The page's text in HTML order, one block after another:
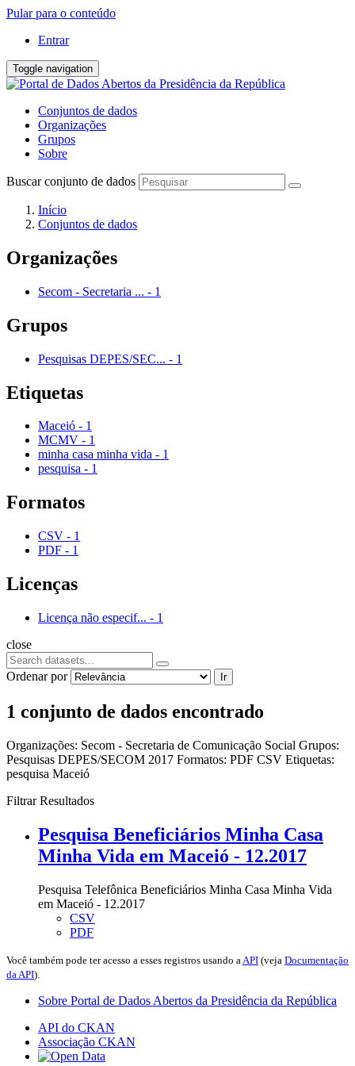
Pular para o conteúdo
Entrar
Toggle navigation
Conjuntos de dados
Organizações
Grupos
Sobre
Buscar conjunto de dados
Início
Conjuntos de dados
Organizações
Secom - Secretaria ... - 1
Grupos
Pesquisas DEPES/SEC... - 1
Etiquetas
Maceió - 1
MCMV - 1
minha casa minha vida - 1
pesquisa - 1
Formatos
CSV - 1
PDF - 1
Licenças
Licença não especif... - 1
close
Ordenar por Ir
1 conjunto de dados encontrado
Organizações: Secom - Secretaria de Comunicação Social Grupos:
Pesquisas DEPES/SECOM 2017 Formatos: PDF CSV Etiquetas:
pesquisa Maceió
Filtrar Resultados
Pesquisa Beneficiários Minha Casa
Minha Vida em Maceió - 12.2017
Pesquisa Telefônica Beneficiários Minha Casa Minha Vida
em Maceió - 12.2017
CSV
PDF
Você também pode ter acesso a esses registros usando a API (veja Documentação
da API).
Sobre Portal de Dados Abertos da Presidência da República
API do CKAN
Associação CKAN